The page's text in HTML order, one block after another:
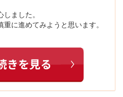
ました。
に進めてみようと思います。